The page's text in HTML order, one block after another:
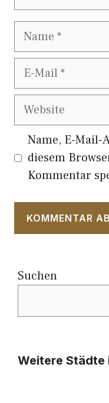
Name
E-
Website
Name, E-Mail-
diesem
Kommentar
Suchen
Weitere Städte